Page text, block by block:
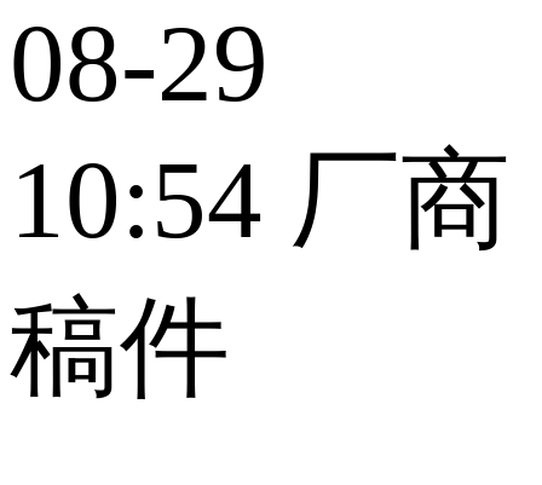
08-29
10:54 厂商
稿件